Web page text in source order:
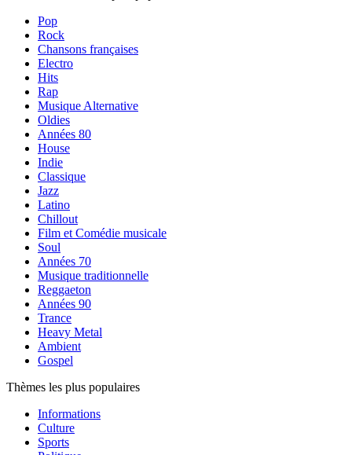
Pop
Rock
Chansons françaises
Electro
Hits
Rap
Musique Alternative
Oldies
Années 80
House
Indie
Classique
Jazz
Latino
Chillout
Film et Comédie musicale
Soul
Années 70
Musique traditionnelle
Reggaeton
Années 90
Trance
Heavy Metal
Ambient
Gospel
Thèmes les plus populaires
Informations
Culture
Sports